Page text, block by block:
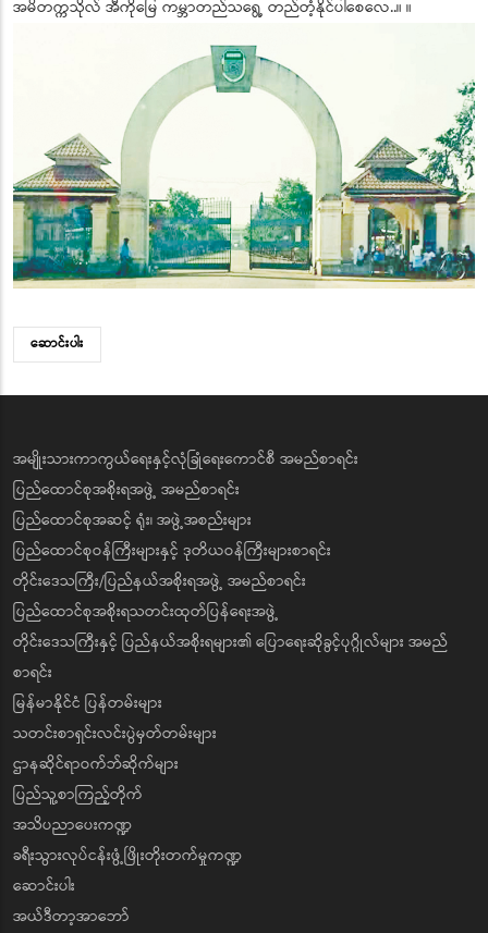
အမိတက္ကသိုလ် အီကိုမြေ ကမ္ဘာတည်သရွေ့ တည်တံ့နိုင်ပါစေလေ..။ ။
ဆောင်းပါး
အမျိုးသားကာကွယ်ရေးနှင့်လုံခြုံရေးကောင်စီ အမည်စာရင်း
ပြည်ထောင်စုအစိုးရအဖွဲ့ အမည်စာရင်း
ပြည်ထောင်စုအဆင့် ရုံး၊ အဖွဲ့အစည်းများ
ပြည်ထောင်စုဝန်ကြီးများနှင့် ဒုတိယဝန်ကြီးများစာရင်း
တိုင်းဒေသကြီး/ပြည်နယ်အစိုးရအဖွဲ့ အမည်စာရင်း
ပြည်ထောင်စုအစိုးရသတင်းထုတ်ပြန်ရေးအဖွဲ့
တိုင်းဒေသကြီးနှင့် ပြည်နယ်အစိုးရများ၏ ပြောရေးဆိုခွင့်ပုဂ္ဂိုလ်များ အမည်
စာရင်း
မြန်မာနိုင်ငံ ပြန်တမ်းများ
သတင်းစာရှင်းလင်းပွဲမှတ်တမ်းများ
ဌာနဆိုင်ရာဝက်ဘ်ဆိုက်များ
ပြည်သူ့စာကြည့်တိုက်
အသိပညာပေးကဏ္ဍ
ခရီးသွားလုပ်ငန်းဖွံ့ဖြိုးတိုးတက်မှုကဏ္ဍ
ဆောင်းပါး
အယ်ဒီတာ့အာဘော်